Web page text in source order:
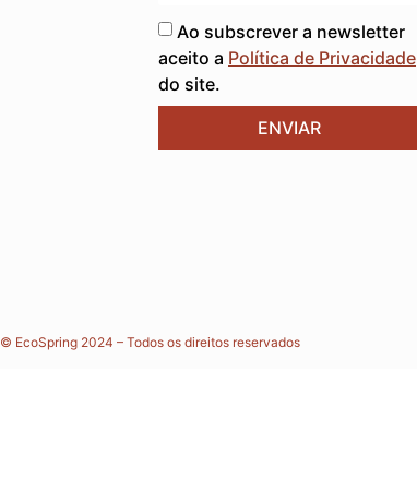
Ao subscrever a newsletter
aceito a Política de Privacidade
do site.
ENVIAR
© EcoSpring 2024 – Todos os direitos reservados